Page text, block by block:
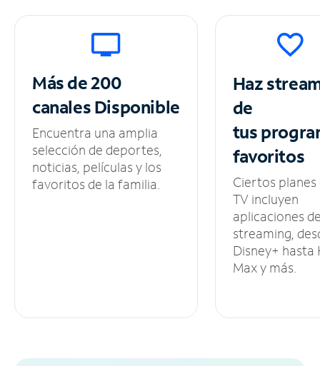
Más de 200
canalesDisponible
Encuentra una amplia
selección de deportes,
noticias, películas y los
favoritos de la familia.
Haz
de
tus
favoritos
Ciertos planes
TV incluyen
aplicaciones
streaming,
Disney+ hasta
Max y más.